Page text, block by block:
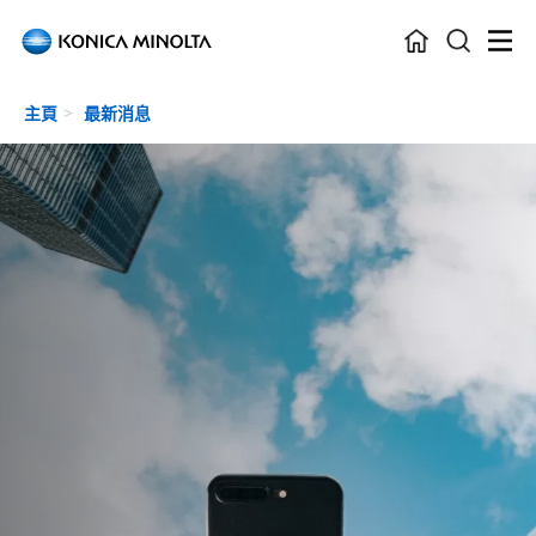
Skip to main content
主頁 最新消息